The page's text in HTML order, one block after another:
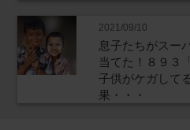
2021/09/10
息子たちがスー
当てた！８９３
子供がケガして
果・・・